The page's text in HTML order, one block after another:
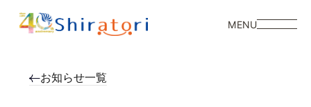
MENU
お知らせ一覧